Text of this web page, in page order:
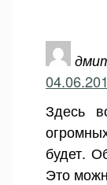
Здесь
будет.
Это